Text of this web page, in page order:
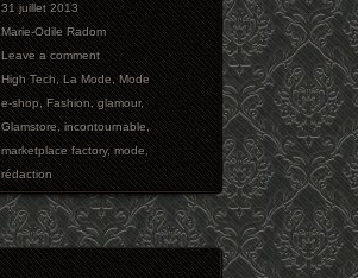
31 juillet 2013
Marie-Odile Radom
Leave a comment
High Tech,La Mode,Mode
e-shop,Fashion,glamour,
Glamstore,incontournable,
marketplace factory,mode,
rédaction